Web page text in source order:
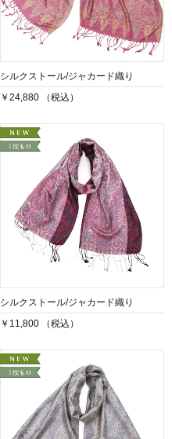
シルクストール/ジャカード織り
￥24,880 （税込）
シルクストール/ジャカード織り
￥11,800 （税込）